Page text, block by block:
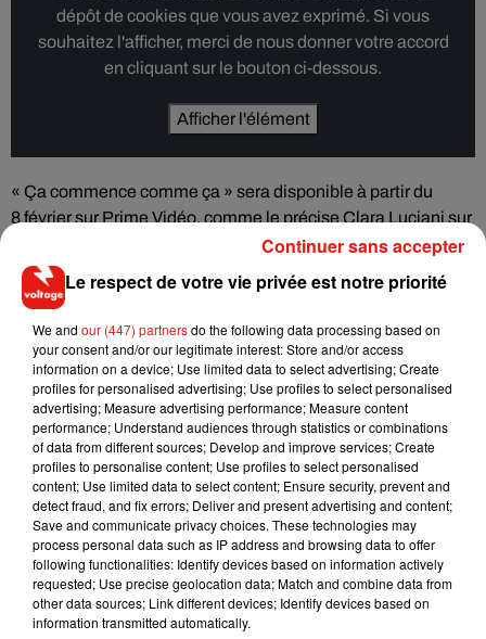
dépôt de cookies que vous avez exprimé. Si vous
souhaitez l'afficher, merci de nous donner votre accord
en cliquant sur le bouton ci-dessous.
Afficher l'élément
« Ça commence comme ça » sera disponible à partir du
8 février sur Prime Vidéo, comme le précise Clara Luciani sur
Entre doutes, défis et succès, ce documentaire est le moyen
de découvrir le parcours de Clara Luciani. La tâche de suivre
l’artiste de 30 ans pendant deux ans a été confiée au
réalisateur, Philippe Lézin. Comme il l’explique sur
Instagram, le documentaire contient près de 1 800 plans de
la chanteuse et devrait durer 90 minutes.
Musique
7 août 2026
RÜFÜS DU SOL annonce un nouvel
album après sa tournée mondiale
Le respect de votre vie privée est notre priorité
We and our (447) partnersdo the following data processing based on
your consent and/or our legitimate interest: Store and/or access
information on a device; Use limited data to select advertising; Create
profiles for personalised advertising; Use profiles to select personalised
advertising; Measure advertising performance; Measure content
performance; Understand audiences through statistics or combinations
of data from different sources; Develop and improve services; Create
profiles to personalise content; Use profiles to select personalised
content; Use limited data to select content; Ensure security, prevent and
detect fraud, and fix errors; Deliver and present advertising and content;
Save and communicate privacy choices. These technologies may
process personal data such as IP address and browsing data to offer
following functionalities: Identify devices based on information actively
requested; Use precise geolocation data; Match and combine data from
other data sources; Link different devices; Identify devices based on
information transmitted automatically.
Continuer sans accepter